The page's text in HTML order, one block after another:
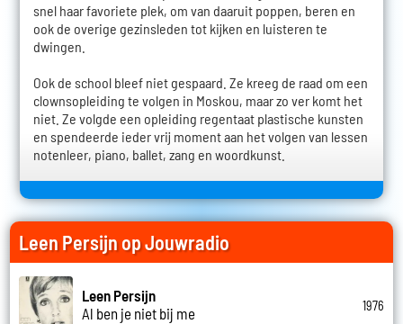
snel haar favoriete plek, om van daaruit poppen, beren en
ook de overige gezinsleden tot kijken en luisteren te
dwingen.
Ook de school bleef niet gespaard. Ze kreeg de raad om een
clownsopleiding te volgen in Moskou, maar zo ver komt het
niet. Ze volgde een opleiding regentaat plastische kunsten
en spendeerde ieder vrij moment aan het volgen van lessen
notenleer, piano, ballet, zang en woordkunst.
Leen Persijn op Jouwradio
Leen Persijn
Al ben je niet bij me
1976